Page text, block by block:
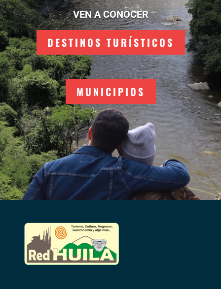
VEN A CONOCER
DESTINOS TURÍSTICOS
MUNICIPIOS